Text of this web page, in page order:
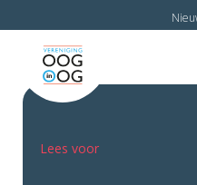
Lees voor